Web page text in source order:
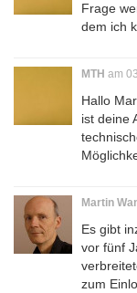
Frage
dem ich
MTH am
Hallo
ist deine
Martin
Es gibt
vor fünf
zum